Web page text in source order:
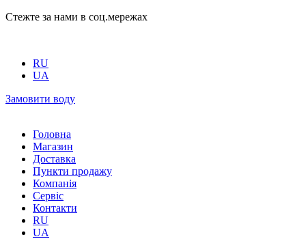
Стежте за нами в соц.мережах
RU
UA
Замовити воду
Головна
Магазин
Доставка
Пункти продажу
Компанія
Сервіс
Контакти
RU
UA